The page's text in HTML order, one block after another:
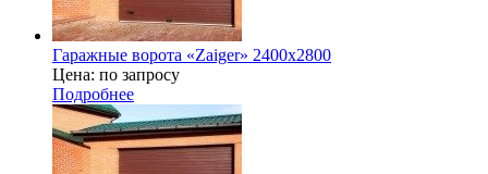
Гаражные ворота «Zaiger» 2400x2800
Цена: по запросу
Подробнее